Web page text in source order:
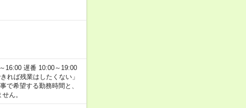
16:00 遅番 10:00～19:00
れば残業はしたくない」
で希望する勤務時間と、
ん。